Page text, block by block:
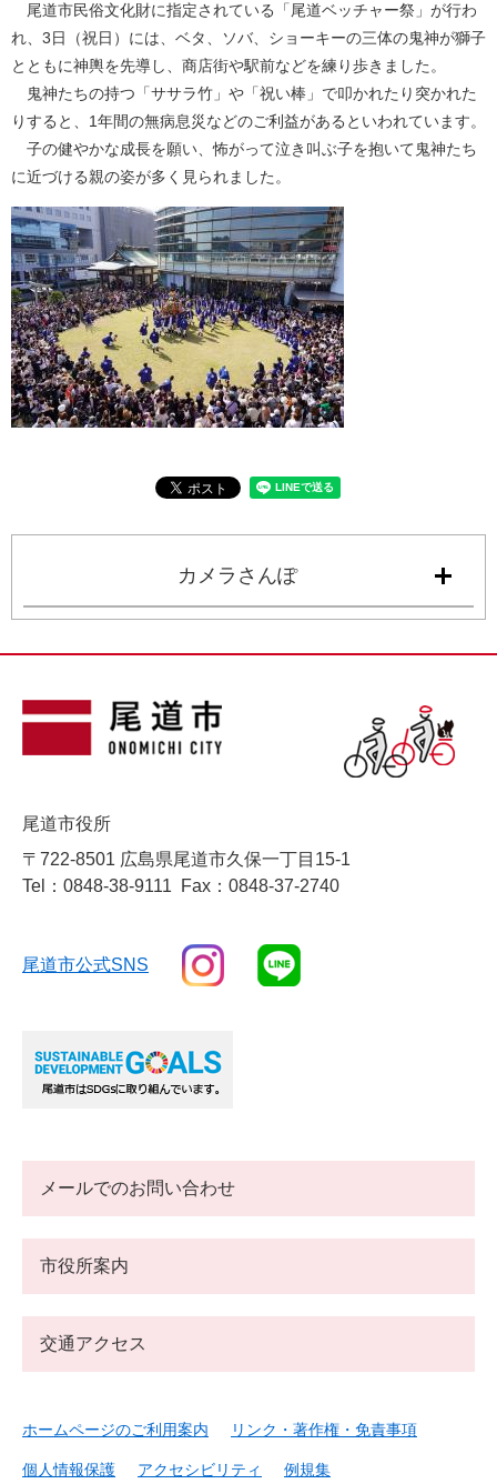
尾道市民俗文化財に指定されている「尾道ベッチャー祭」が行わ
れ、3日（祝日）には、ベタ、ソバ、ショーキーの三体の鬼神が獅子
とともに神輿を先導し、商店街や駅前などを練り歩きました。
鬼神たちの持つ「ササラ竹」や「祝い棒」で叩かれたり突かれた
りすると、1年間の無病息災などのご利益があるといわれています。
子の健やかな成長を願い、怖がって泣き叫ぶ子を抱いて鬼神たち
に近づける親の姿が多く見られました。
カメラさんぽ
尾道市役所
〒722-8501 広島県尾道市久保一丁目15-1
Tel：0848-38-9111
Fax：0848-37-2740
尾道市公式SNS
メールでのお問い合わせ
市役所案内
交通アクセス
ホームページのご利用案内 リンク・著作権・免責事項
個人情報保護 アクセシビリティ 例規集